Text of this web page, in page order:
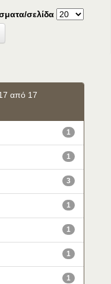
σελίδα
από 17
1
1
3
1
1
1
1